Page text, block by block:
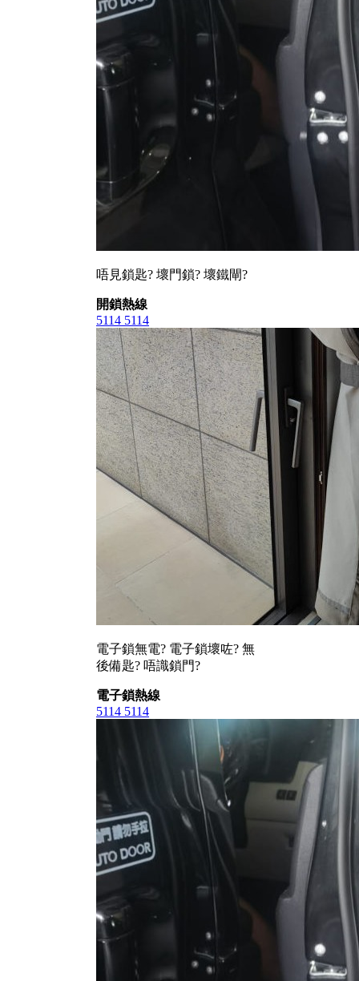
唔見鎖匙? 壞門鎖? 壞鐵閘?
開鎖熱線
5114 5114
電子鎖無電? 電子鎖壞咗? 無
後備匙? 唔識鎖門?
電子鎖熱線
5114 5114